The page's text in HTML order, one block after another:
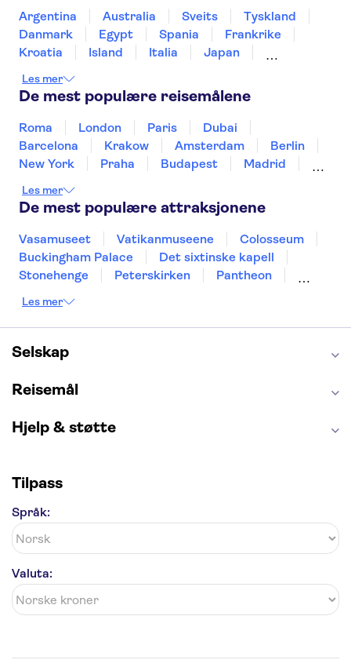
French Quarter
Central Park
Niagara Falls
Kennedy Space Center
Brooklyn Bridge
Argentina Australia Sveits
Tyskland
Danmark
Egypt Spania
Frankrike
Kroatia
Island Italia
Japan
Portugal
Sverige Thailand
Les mer
De mest populære reisemålene
Roma London Paris
Dubai
Barcelona
Krakow Amsterdam
Berlin
New York
Praha Budapest
Madrid
Gdansk
Alicante Riga
Les mer
De mest populære attraksjonene
Vasamuseet Vatikanmuseene
Colosseum
Buckingham Palace
Det sixtinske kapell
Stonehenge
Peterskirken
Pantheon
Burj Khalifa
Alcatraz
Alhambra
Harry Potter Studios
Anne Franks hus
Blue Lagoon
Les mer
Selskap
Reisemål
Hjelp & støtte
Tilpass
Språk:
Valuta: